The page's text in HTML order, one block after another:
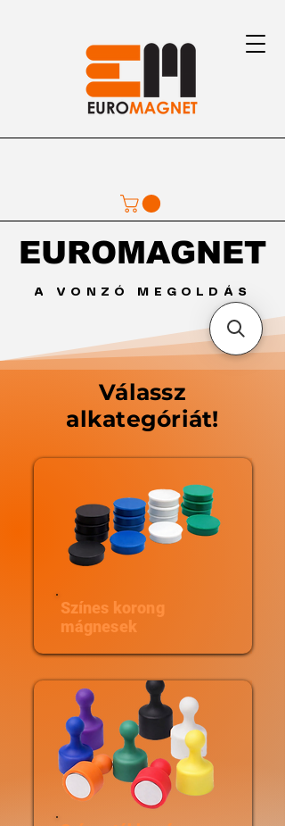
A VONZÓ MEGOLDÁS
EUROMAGNET
EUROMAGNET
Válassz
alkategóriát!
Színes korong
mágnesek